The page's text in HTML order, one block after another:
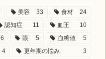
美容 33 食材
24
認知症 11 血圧
10
6 眼 5 血糖値
5
4 更年期の悩み 3